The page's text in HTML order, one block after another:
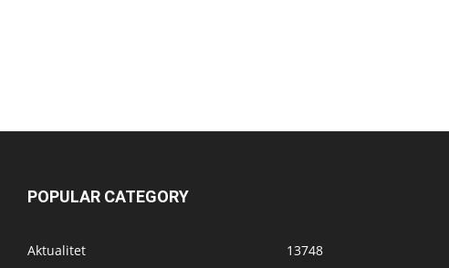
POPULAR CATEGORY
Aktualitet
13748